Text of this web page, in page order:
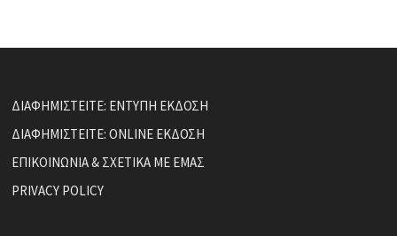
ΔΙΑΦΗΜΙΣΤΕΙΤΕ: ΕΝΤΥΠΗ ΕΚΔΟΣΗ
ΔΙΑΦΗΜΙΣΤΕΙΤΕ: ONLINE ΕΚΔΟΣΗ
ΕΠΙΚΟΙΝΩΝΙΑ & ΣΧΕΤΙΚΑ ΜΕ ΕΜΑΣ
PRIVACY POLICY